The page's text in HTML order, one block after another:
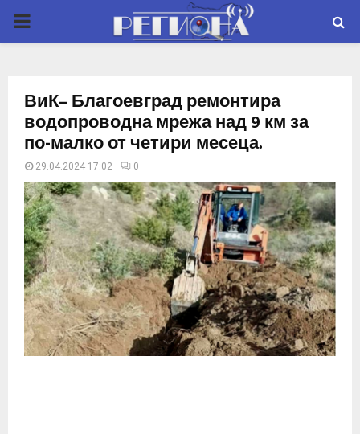
P
M
A
R
Y
M
ВиК– Благоевград ремонтира
водопроводна мрежа над 9 км за
по-малко от четири месеца.
29.04.2024 17:02 0